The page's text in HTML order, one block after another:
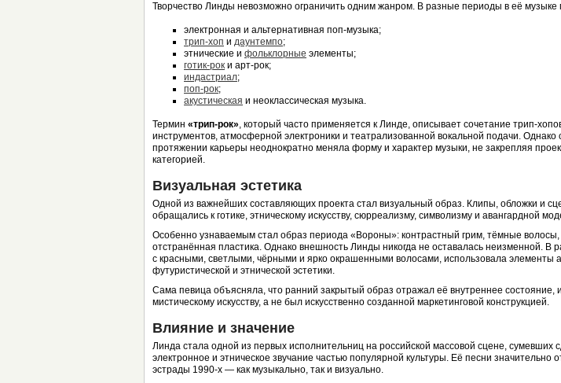
Творчество Линды невозможно ограничить одним жанром. В разные периоды в её музыке
электронная и альтернативная поп-музыка;
трип-хоп и даунтемпо;
этнические и фольклорные элементы;
готик-рок и арт-рок;
индастриал;
поп-рок;
акустическая и неоклассическая музыка.
Термин «трип-рок», который часто применяется к Линде, описывает сочетание трип-
инструментов, атмосферной электроники и театрализованной вокальной подачи. Однако
протяжении карьеры неоднократно меняла форму и характер музыки, не закрепляя
категорией.
Визуальная эстетика
Одной из важнейших составляющих проекта стал визуальный образ. Клипы, обложки и
обращались к готике, этническому искусству, сюрреализму, символизму и авангардной
Особенно узнаваемым стал образ периода «Вороны»: контрастный грим, тёмные
отстранённая пластика. Однако внешность Линды никогда не оставалась неизменной. В
с красными, светлыми, чёрными и ярко окрашенными волосами, использовала элементы
футуристической и этнической эстетики.
Сама певица объясняла, что ранний закрытый образ отражал её внутреннее состояние,
мистическому искусству, а не был искусственно созданной маркетинговой конструкцией.
Влияние и значение
Линда стала одной из первых исполнительниц на российской массовой сцене, сумевших
электронное и этническое звучание частью популярной культуры. Её песни значительно
эстрады 1990-х — как музыкально, так и визуально.